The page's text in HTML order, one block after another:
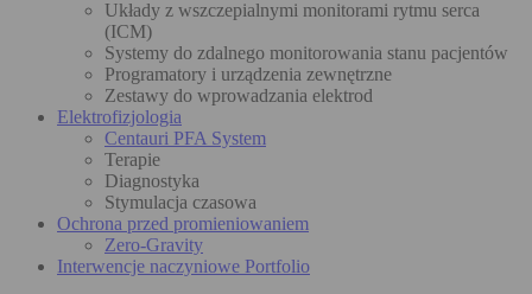
Układy z wszczepialnymi monitorami rytmu serca
(ICM)
Systemy do zdalnego monitorowania stanu pacjentów
Programatory i urządzenia zewnętrzne
Zestawy do wprowadzania elektrod
Elektrofizjologia
Centauri PFA System
Terapie
Diagnostyka
Stymulacja czasowa
Ochrona przed promieniowaniem
Zero-Gravity
Interwencje naczyniowe Portfolio